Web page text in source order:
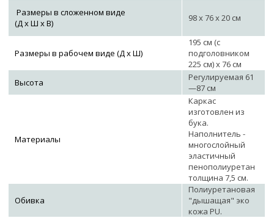
Размеры в сложенном виде
(Д х Ш х В)
98 х 76 х 20 см
Размеры в рабочем виде (Д х Ш)
195 см (с
подголовником
225 см) х 76 см
Высота
Регулируемая 61
—87 см
Материалы
Каркас
изготовлен из
бука.
Наполнитель -
многослойный
эластичный
пенополиуретан
толщина 7,5 см.
Обивка
Полиуретановая
"дышащая" эко
кожа PU.